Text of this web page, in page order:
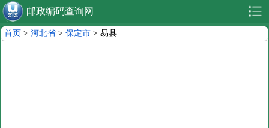
邮政编码查询网
首页 >河北省 >保定市 > 易县